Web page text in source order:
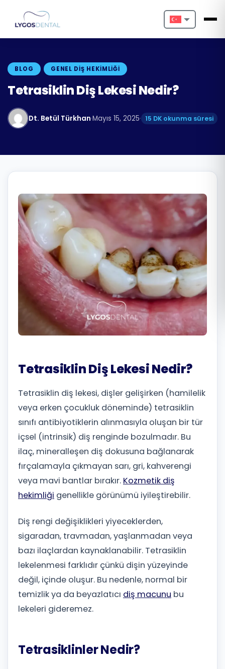
Nederlands
Français
Español
Italiano
Български
Română
Русский
BLOG GENEL DIŞ HEKIMLIĞI
Tetrasiklin Diş Lekesi Nedir?
Dt. Betül Türkhan·Mayıs 15, 2025· 15 DK okunma süresi
Tetrasiklin Diş Lekesi Nedir?
Tetrasiklin diş lekesi, dişler gelişirken (hamilelik
veya erken çocukluk döneminde) tetrasiklin
sınıfı antibiyotiklerin alınmasıyla oluşan bir tür
içsel (intrinsik) diş renginde bozulmadır. Bu
ilaç, mineralleşen diş dokusuna bağlanarak
fırçalamayla çıkmayan sarı, gri, kahverengi
veya mavi bantlar bırakır. Kozmetik diş
hekimliği genellikle görünümü iyileştirebilir.
Diş rengi değişiklikleri yiyeceklerden,
sigaradan, travmadan, yaşlanmadan veya
bazı ilaçlardan kaynaklanabilir. Tetrasiklin
lekelenmesi farklıdır çünkü dişin yüzeyinde
değil, içinde oluşur. Bu nedenle, normal bir
temizlik ya da beyazlatıcı diş macunu bu
lekeleri gideremez.
Tetrasiklinler Nedir?